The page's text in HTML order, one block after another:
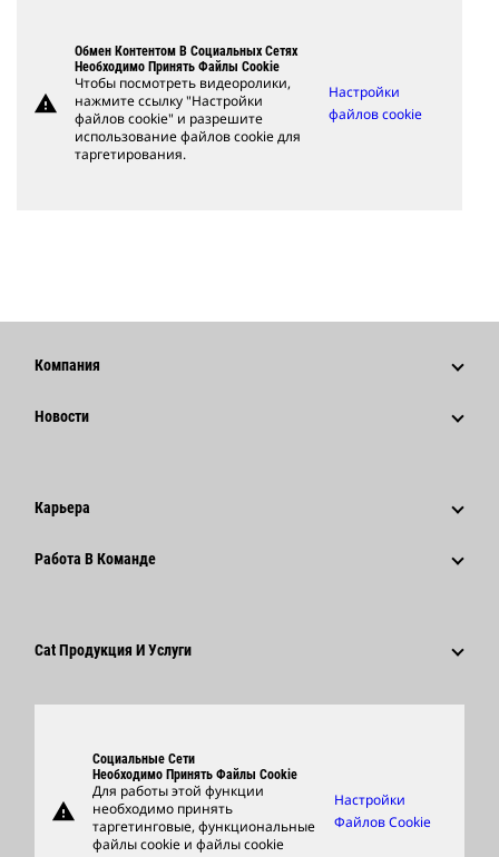
warning
Обмен Контентом В Социальных Сетях
Необходимо Принять Файлы Cookie
Чтобы посмотреть видеоролики,
нажмите ссылку "Настройки
файлов cookie" и разрешите
использование файлов cookie для
таргетирования.
Настройки
файлов cookie
Компания
Стратегия
Кодекс Деловой Этики
Новейшие Технологии
Новости
Корпоративные Пресс-Релизы
Карьера
Почему Caterpillar?
Работа В Команде
Поставщики
Cat Продукция И Услуги
Support
Фирменные Товары
Найти Дилера
warning
Социальные Сети
Необходимо Принять Файлы Cookie
Для работы этой функции
необходимо принять
таргетинговые, функциональные
файлы cookie и файлы cookie
Настройки
Файлов Cookie